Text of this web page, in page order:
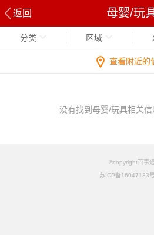
返回 母婴/玩
分类 区域
查看附近的
没有找到母婴/玩具相关信
©copyright百事通
苏ICP备16047133